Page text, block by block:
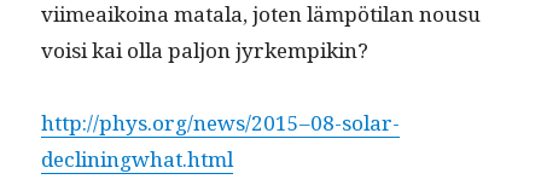
viimeaikoina mata­la, joten läm­pöti­lan nousu
voisi kai olla paljon jyrkempikin?
http://phys.org/news/2015–08-solar-
decliningwhat.html